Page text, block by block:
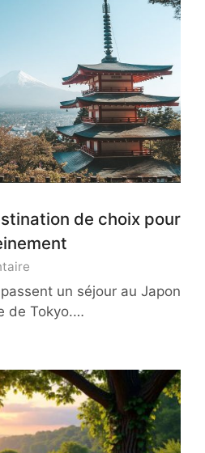
de choix pour
Japon,
une
choix
pour
se
ressourcer
pleinement
un séjour au Japon
de Tokyo.…